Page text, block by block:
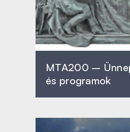
MTA200 –
és programok